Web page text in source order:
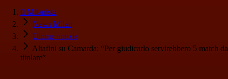
Il Milanista
News Milan
Ultime notizie
Altafini su Camarda: “Per giudicarlo servirebbero 5 match da
titolare”